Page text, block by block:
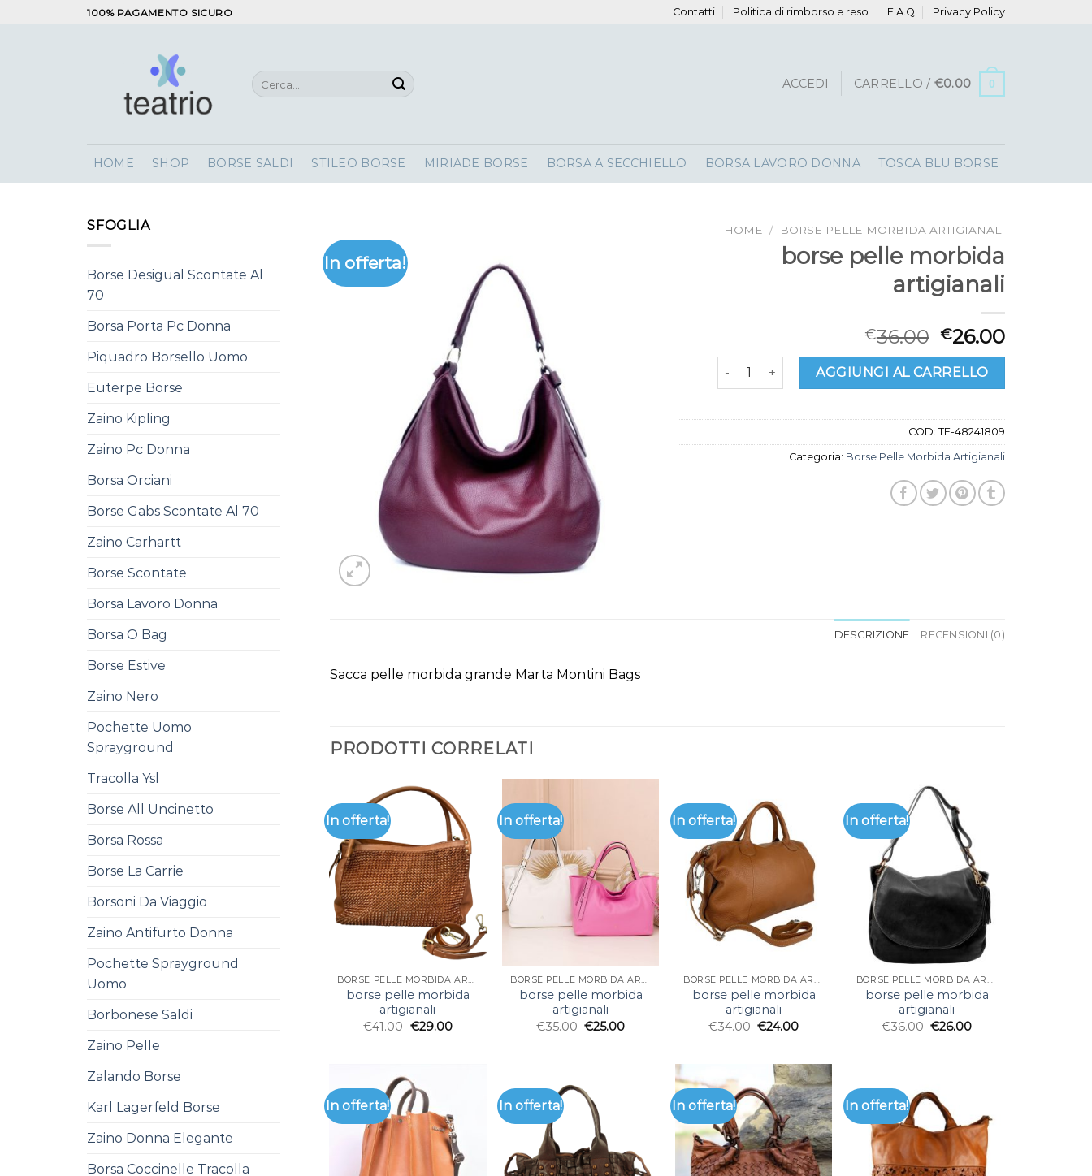
100% PAGAMENTO SICURO Contatti Politica di rimborso e reso F.A.Q Privacy Policy
Cerca: ACCEDI CARRELLO / €0.00 0
HOME SHOP BORSE SALDI STILEO BORSE MIRIADE BORSE BORSA A SECCHIELLO BORSA LAVORO DONNA TOSCA BLU BORSE
SFOGLIA
Borse Desigual Scontate Al
70
Borsa Porta Pc Donna
Piquadro Borsello Uomo
Euterpe Borse
Zaino Kipling
Zaino Pc Donna
Borsa Orciani
Borse Gabs Scontate Al 70
Zaino Carhartt
Borse Scontate
Borsa Lavoro Donna
Borsa O Bag
Borse Estive
Zaino Nero
Pochette Uomo
Sprayground
Tracolla Ysl
Borse All Uncinetto
Borsa Rossa
Borse La Carrie
Borsoni Da Viaggio
Zaino Antifurto Donna
Pochette Sprayground
Uomo
Borbonese Saldi
Zaino Pelle
Zalando Borse
Karl Lagerfeld Borse
Zaino Donna Elegante
Borsa Coccinelle Tracolla
In offerta!
HOME / BORSE PELLE MORBIDA ARTIGIANALI
borse pelle morbida
artigianali
€36.00 €26.00
borse pelle morbida artigianali quantità
AGGIUNGI AL CARRELLO
COD: TE-48241809
Categoria: Borse Pelle Morbida Artigianali
DESCRIZIONE RECENSIONI (0)
Sacca pelle morbida grande Marta Montini Bags
PRODOTTI CORRELATI
In offerta!
BORSE PELLE MORBIDA ARTIGIANALI
borse pelle morbida
artigianali
€41.00 €29.00
In offerta!
BORSE PELLE MORBIDA ARTIGIANALI
borse pelle morbida
artigianali
€35.00 €25.00
In offerta!
BORSE PELLE MORBIDA ARTIGIANALI
borse pelle morbida
artigianali
€34.00 €24.00
In offerta!
BORSE PELLE MORBIDA ARTIGIANALI
borse pelle morbida
artigianali
€36.00 €26.00
In offerta! In offerta! In offerta! In offerta!